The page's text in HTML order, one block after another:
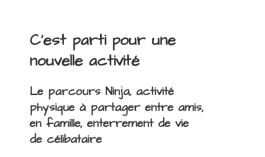
C'est parti pour une
nouvelle activité
Le parcours Ninja, activité
physique à partager entre amis,
en famille, enterrement de vie
de célibataire